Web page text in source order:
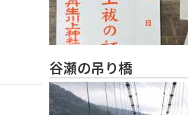
谷瀬の吊り橋